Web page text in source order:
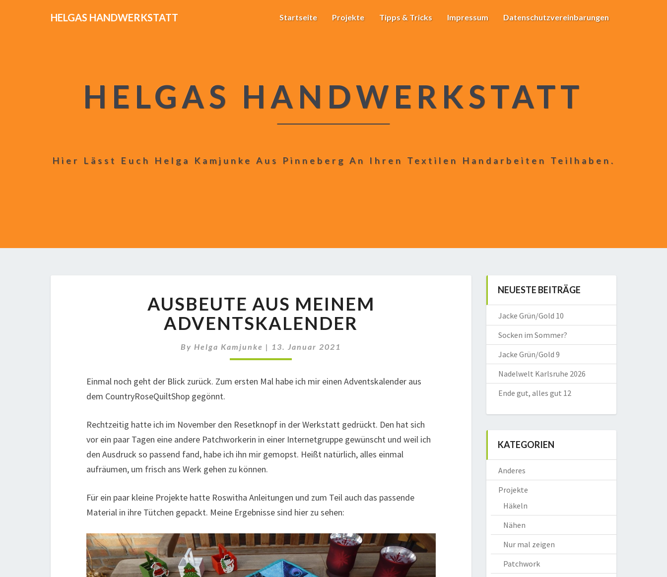
HELGAS HANDWERKSTATT Startseite Projekte Tipps & Tricks Impressum Datenschutzvereinbarungen
HELGAS HANDWERKSTATT
Hier Lässt Euch Helga Kamjunke Aus Pinneberg An Ihren Textilen Handarbeiten Teilhaben.
AUS
MEINEM
ADVENTSKALENDER
AUSBEUTE AUS MEINEM
ADVENTSKALENDER
ByHelga Kamjunke | 13. Januar 2021
Einmal noch geht der Blick zurück. Zum ersten Mal habe ich mir einen Adventskalender aus
dem CountryRoseQuiltShop gegönnt.
Rechtzeitig hatte ich im November den Resetknopf in der Werkstatt gedrückt. Den hat sich
vor ein paar Tagen eine andere Patchworkerin in einer Internetgruppe gewünscht und weil ich
den Ausdruck so passend fand, habe ich ihn mir gemopst. Heißt natürlich, alles einmal
aufräumen, um frisch ans Werk gehen zu können.
Für ein paar kleine Projekte hatte Roswitha Anleitungen und zum Teil auch das passende
Material in ihre Tütchen gepackt. Meine Ergebnisse sind hier zu sehen:
NEUESTE BEITRÄGE
Jacke Grün/Gold 10
Socken im Sommer?
Jacke Grün/Gold 9
Nadelwelt Karlsruhe 2026
Ende gut, alles gut 12
KATEGORIEN
Anderes
Projekte
Häkeln
Nähen
Nur mal zeigen
Patchwork